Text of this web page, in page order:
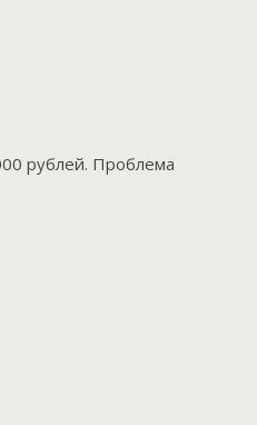
рублей. Проблема